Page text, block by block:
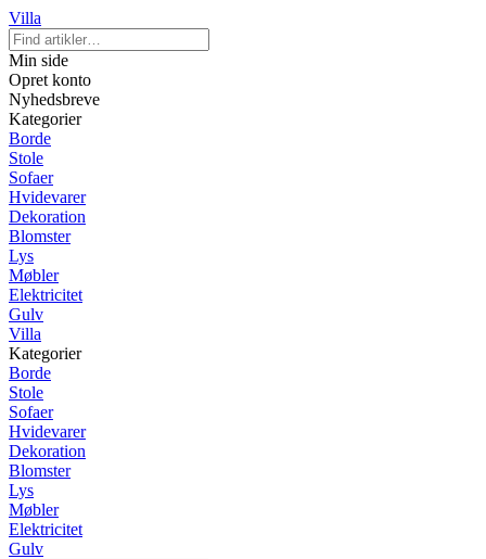
Villa
Min side
Opret konto
Nyhedsbreve
Kategorier
Borde
Stole
Sofaer
Hvidevarer
Dekoration
Blomster
Lys
Møbler
Elektricitet
Gulv
Villa
Kategorier
Borde
Stole
Sofaer
Hvidevarer
Dekoration
Blomster
Lys
Møbler
Elektricitet
Gulv